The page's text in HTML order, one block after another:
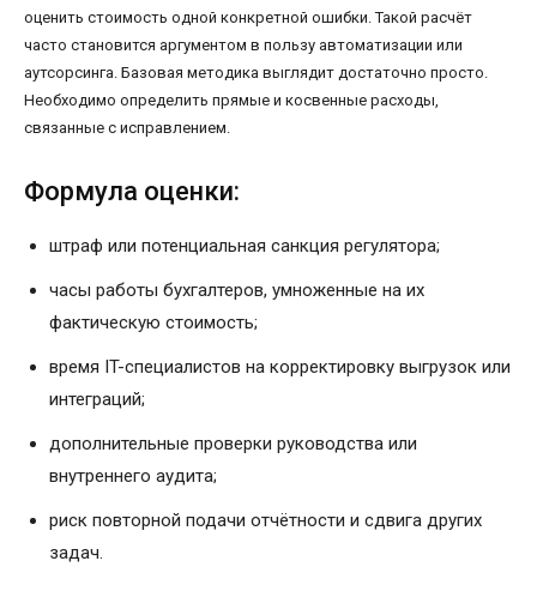
оценить стоимость одной конкретной ошибки. Такой расчёт
часто становится аргументом в пользу автоматизации или
аутсорсинга. Базовая методика выглядит достаточно просто.
Необходимо определить прямые и косвенные расходы,
связанные с исправлением.
Формула оценки:
штраф или потенциальная санкция регулятора;
часы работы бухгалтеров, умноженные на их
фактическую стоимость;
время IT-специалистов на корректировку выгрузок или
интеграций;
дополнительные проверки руководства или
внутреннего аудита;
риск повторной подачи отчётности и сдвига других
задач.